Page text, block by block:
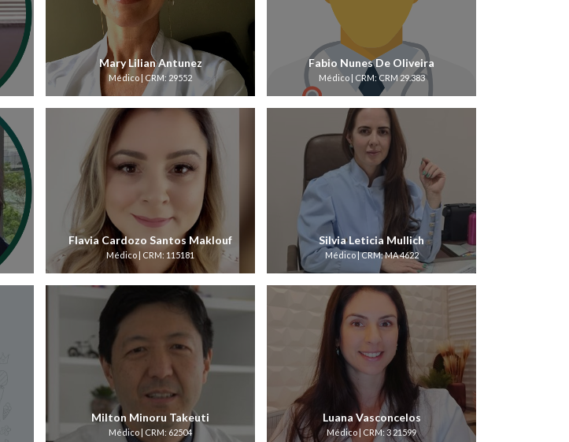
Mary Lilian Antunez
Médico | CRM: 29552
Fabio Nunes De Oliveira
Médico | CRM: CRM 29.383
Flavia Cardozo Santos Maklouf
Médico | CRM: 115181
Silvia Leticia Mullich
Médico | CRM: MA 4622
Milton Minoru Takeuti
Médico | CRM: 62504
Luana Vasconcelos
Médico | CRM: 3 21599